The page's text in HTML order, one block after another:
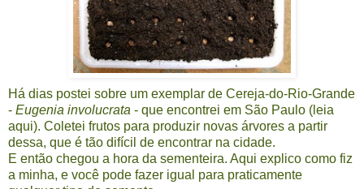
Há dias postei sobre um exemplar de Cereja-do-Rio-Grande
- Eugenia involucrata - que encontrei em São Paulo (leia
aqui). Coletei frutos para produzir novas árvores a partir
dessa, que é tão difícil de encontrar na cidade.
E então chegou a hora da sementeira. Aqui explico como fiz
a minha, e você pode fazer igual para praticamente